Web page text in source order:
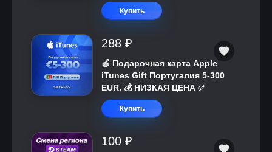
Купить
288 ₽
🍎 Подарочная карта Apple
iTunes Gift Португалия 5-300
EUR. 💰 НИЗКАЯ ЦЕНА ✅
Купить
100 ₽